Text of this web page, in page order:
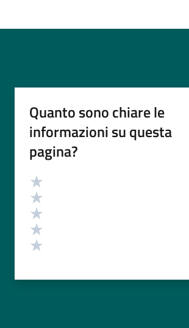
Quanto sono chiare le
informazioni su questa
pagina?
Valutazione